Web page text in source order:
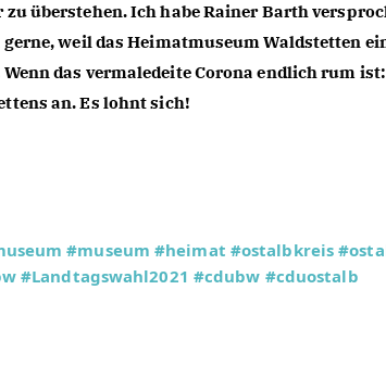
überstehen. Ich habe Rainer Barth
weil das Heimatmuseum Waldstetten
das vermaledeite Corona endlich rum ist:
an. Es lohnt sich!
#museum #heimat #ostalbkreis
#Landtagswahl2021 #cdubw #cduostalb